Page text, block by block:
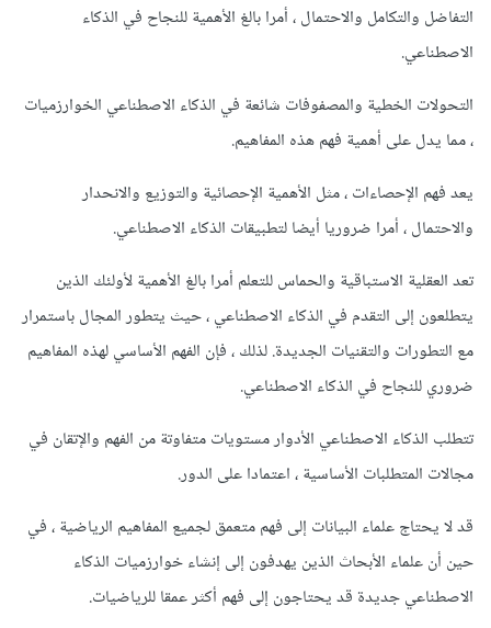
التفاضل والتكامل والاحتمال ، أمرا بالغ الأهمية للنجاح في الذكاء
الاصطناعي.
التحولات الخطية والمصفوفات شائعة في الذكاء الاصطناعي الخوارزميات
، مما يدل على أهمية فهم هذه المفاهيم.
يعد فهم الإحصاءات ، مثل الأهمية الإحصائية والتوزيع والانحدار
والاحتمال ، أمرا ضروريا أيضا لتطبيقات الذكاء الاصطناعي.
تعد العقلية الاستباقية والحماس للتعلم أمرا بالغ الأهمية لأولئك الذين
يتطلعون إلى التقدم في الذكاء الاصطناعي ، حيث يتطور المجال باستمرار
مع التطورات والتقنيات الجديدة. لذلك ، فإن الفهم الأساسي لهذه المفاهيم
ضروري للنجاح في الذكاء الاصطناعي.
تتطلب الذكاء الاصطناعي الأدوار مستويات متفاوتة من الفهم والإتقان في
مجالات المتطلبات الأساسية ، اعتمادا على الدور.
قد لا يحتاج علماء البيانات إلى فهم متعمق لجميع المفاهيم الرياضية ، في
حين أن علماء الأبحاث الذين يهدفون إلى إنشاء خوارزميات الذكاء
الاصطناعي جديدة قد يحتاجون إلى فهم أكثر عمقا للرياضيات.